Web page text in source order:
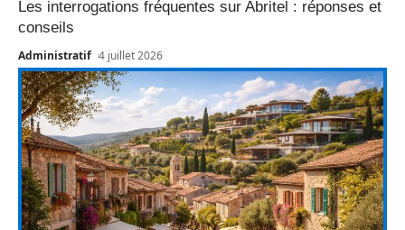
Les interrogations fréquentes sur Abritel : réponses et
conseils
Administratif 4 juillet 2026